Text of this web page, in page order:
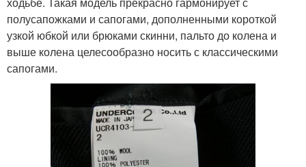
полусапожками и сапогами, дополненными короткой
узкой юбкой или брюками скинни, пальто до колена и
выше колена целесообразно носить с классическими
сапогами.